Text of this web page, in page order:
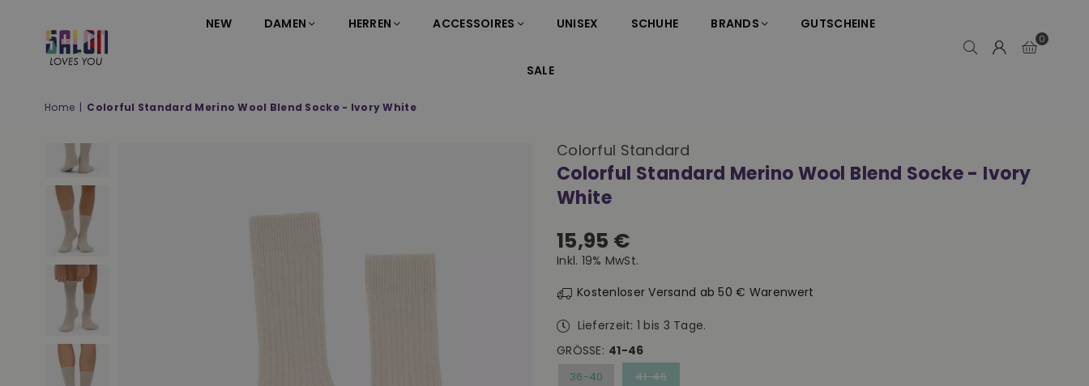
YOU
NEW DAMEN HERREN ACCESSOIRES UNISEX SCHUHE BRANDS GUTSCHEINE
SALE
0
Home | Colorful Standard Merino Wool Blend Socke - Ivory White
Colorful Standard
Colorful Standard Merino Wool Blend Socke - Ivory
White
Normaler
Preis
15,95 €
Inkl. 19% MwSt.
Kostenloser Versand ab 50 € Warenwert
Lieferzeit: 1 bis 3 Tage.
GRÖSSE: 41-46
36-40 41-46